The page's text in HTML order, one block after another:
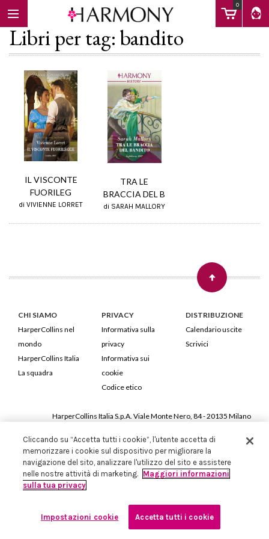
0
EBOOK
FAQ
Libri per tag: bandito
IL VISCONTE
FUORILEG
di VIVIENNE LORRET
TRA LE
BRACCIA DEL B
di SARAH MALLORY
CHI SIAMO
HarperCollins nel
mondo
HarperCollins Italia
La squadra
PRIVACY
Informativa sulla
privacy
Informativa sui
cookie
Codice etico
DISTRIBUZIONE
Calendario uscite
Scrivici
HarperCollins Italia S.p.A. Viale Monte Nero, 84 - 20135 Milano
Iscritta in Milano al Registro delle imprese nr.198004 e REA nr.1051898
Cliccando su “Accetta tutti i cookie”, l'utente accetta di
memorizzare i cookie sul dispositivo per migliorare la
navigazione del sito, analizzare l'utilizzo del sito e assistere
nelle nostre attività di marketing. Maggiori informazioni
sulla tua privacy
Impostazioni cookie Accetta tutti i cookie